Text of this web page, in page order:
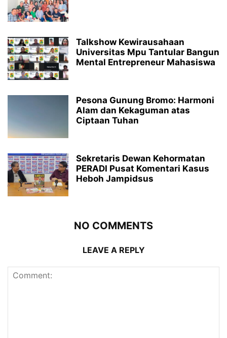
Talkshow Kewirausahaan
Universitas Mpu Tantular Bangun
Mental Entrepreneur Mahasiswa
Pesona Gunung Bromo: Harmoni
Alam dan Kekaguman atas
Ciptaan Tuhan
Sekretaris Dewan Kehormatan
PERADI Pusat Komentari Kasus
Heboh Jampidsus
NO COMMENTS
LEAVE A REPLY